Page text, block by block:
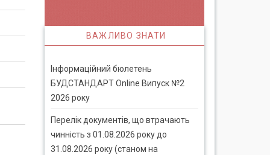
ВАЖЛИВО ЗНАТИ
Інформаційний бюлетень
БУДСТАНДАРТ Online Випуск №2
2026 року
Перелік документів, що втрачають
чинність з 01.08.2026 року до
31.08.2026 року (станом на